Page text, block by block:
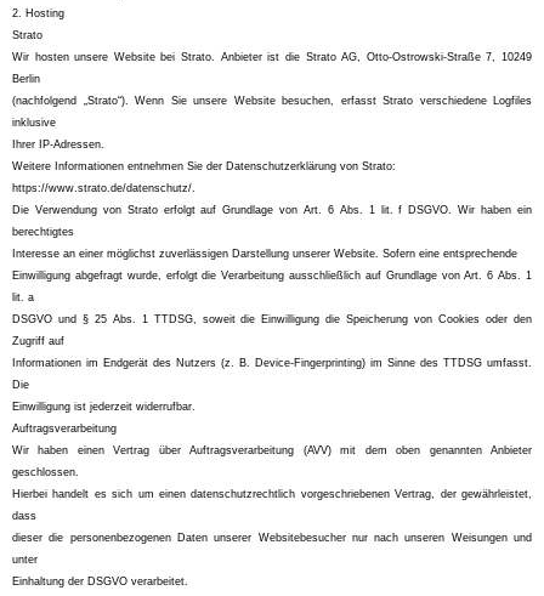
2. Hosting
Strato
Wir hosten unsere Website bei Strato. Anbieter ist die Strato AG, Otto-Ostrowski-Straße 7, 10249
Berlin
(nachfolgend „Strato“). Wenn Sie unsere Website besuchen, erfasst Strato verschiedene Logfiles
inklusive
Ihrer IP-Adressen.
Weitere Informationen entnehmen Sie der Datenschutzerklärung von Strato:
https://www.strato.de/datenschutz/.
Die Verwendung von Strato erfolgt auf Grundlage von Art. 6 Abs. 1 lit. f DSGVO. Wir haben ein
berechtigtes
Interesse an einer möglichst zuverlässigen Darstellung unserer Website. Sofern eine entsprechende
Einwilligung abgefragt wurde, erfolgt die Verarbeitung ausschließlich auf Grundlage von Art. 6 Abs. 1
lit. a
DSGVO und § 25 Abs. 1 TTDSG, soweit die Einwilligung die Speicherung von Cookies oder den
Zugriff auf
Informationen im Endgerät des Nutzers (z. B. Device-Fingerprinting) im Sinne des TTDSG umfasst.
Die
Einwilligung ist jederzeit widerrufbar.
Auftragsverarbeitung
Wir haben einen Vertrag über Auftragsverarbeitung (AVV) mit dem oben genannten Anbieter
geschlossen.
Hierbei handelt es sich um einen datenschutzrechtlich vorgeschriebenen Vertrag, der gewährleistet,
dass
dieser die personenbezogenen Daten unserer Websitebesucher nur nach unseren Weisungen und
unter
Einhaltung der DSGVO verarbeitet.